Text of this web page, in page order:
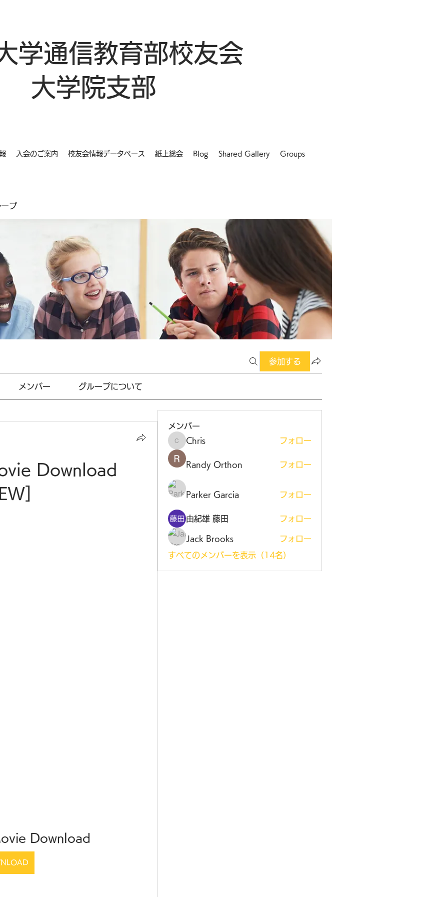
学通信教育部校友会
大学院支部
入会のご案内 校友会情報データベース 紙上総会 Blog Shared Gallery Groups
プ
参加する
メンバー グループについて
Download
Download
メンバー
Chris
Chris フォロー
Randy Orthon フォロー
Parker Garcia フォロー
由紀雄 藤田 フォロー
Jack Brooks フォロー
すべてのメンバーを表示（14名）